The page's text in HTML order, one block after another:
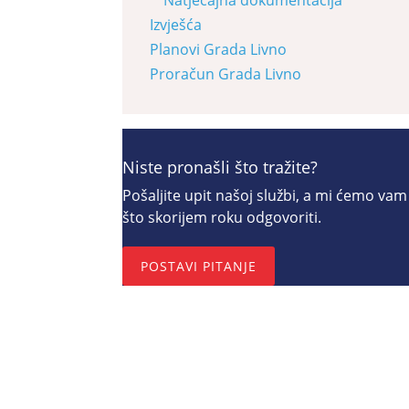
Izvješća
Planovi Grada Livno
Proračun Grada Livno
Niste pronašli što tražite?
Pošaljite upit našoj službi, a mi ćemo
što skorijem roku odgovoriti.
POSTAVI PITANJE